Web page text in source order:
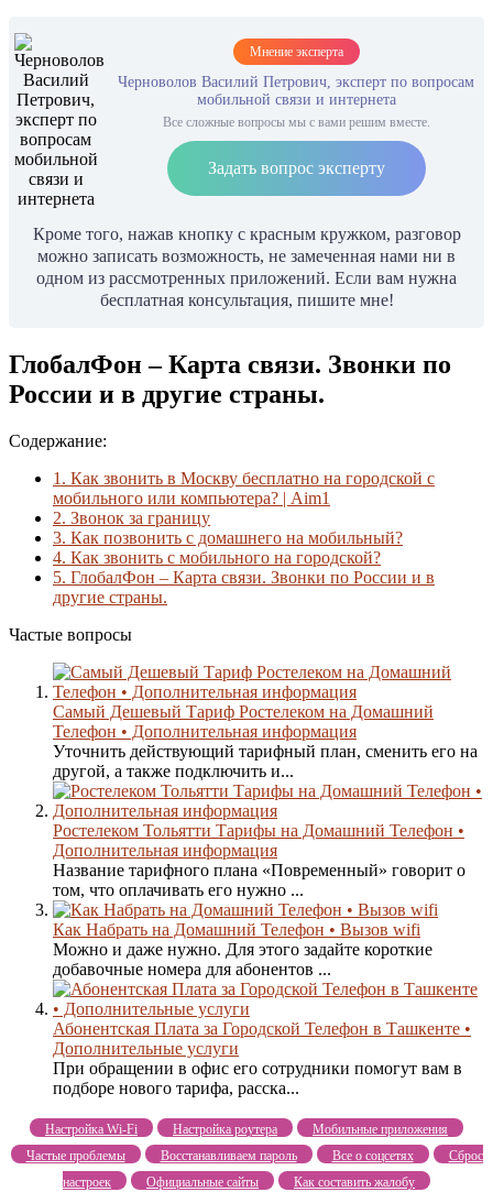
Мнение эксперта
Черноволов Василий Петрович, эксперт по вопросам
мобильной связи и интернета
Все сложные вопросы мы с вами решим вместе.
Задать вопрос эксперту
Кроме того, нажав кнопку с красным кружком, разговор
можно записать возможность, не замеченная нами ни в
одном из рассмотренных приложений. Если вам нужна
бесплатная консультация, пишите мне!
ГлобалФон – Карта связи. Звонки по
России и в другие страны.
Содержание:
1. Как звонить в Москву бесплатно на городской с
мобильного или компьютера? | Aim1
2. Звонок за границу
3. Как позвонить с домашнего на мобильный?
4. Как звонить с мобильного на городской?
5. ГлобалФон – Карта связи. Звонки по России и в
другие страны.
Частые вопросы
Самый Дешевый Тариф Ростелеком на Домашний
Телефон • Дополнительная информация
Уточнить действующий тарифный план, сменить его на
другой, а также подключить и...
Ростелеком Тольятти Тарифы на Домашний Телефон •
Дополнительная информация
Название тарифного плана «Повременный» говорит о
том, что оплачивать его нужно ...
Как Набрать на Домашний Телефон • Вызов wifi
Можно и даже нужно. Для этого задайте короткие
добавочные номера для абонентов ...
Абонентская Плата за Городской Телефон в Ташкенте •
Дополнительные услуги
При обращении в офис его сотрудники помогут вам в
подборе нового тарифа, расска...
Настройка Wi-Fi Настройка роутера
Мобильные приложения
Частые проблемы
Восстанавливаем пароль Все о соцсетях
Сброс
настроек
Официальные сайты Как составить жалобу